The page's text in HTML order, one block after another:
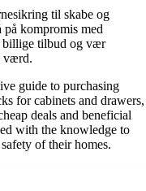
til skabe og
på kompromis med
billige tilbud og vær
værd.
guide to purchasing
for cabinets and drawers,
deals and beneficial
with the knowledge to
of their homes.